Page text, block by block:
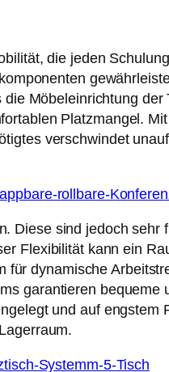
die jeden
Möbeleinrichtung
Platzmangel.
verschwindet
Diese sind jedoch
Flexibilität kann ein
dynamische
garantieren bequeme
und auf